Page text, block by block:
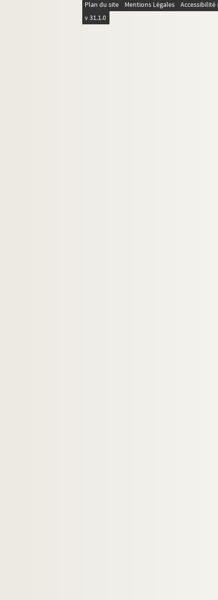
Plan du site Mentions Légales
v 31.1.0